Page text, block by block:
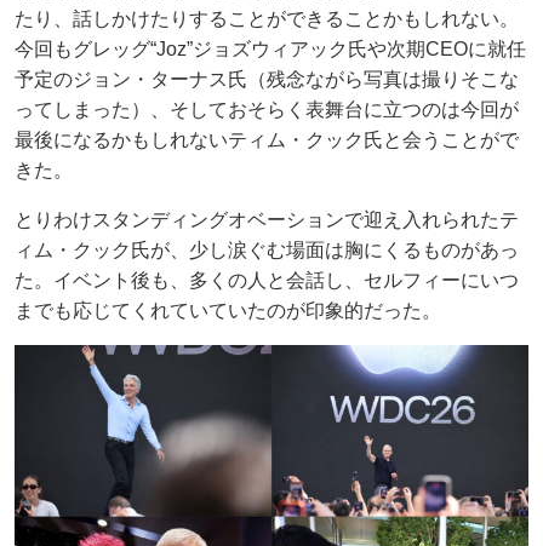
たり、話しかけたりすることができることかもしれない。
今回もグレッグ“Joz”ジョズウィアック氏や次期CEOに就任
予定のジョン・ターナス氏（残念ながら写真は撮りそこな
ってしまった）、そしておそらく表舞台に立つのは今回が
最後になるかもしれないティム・クック氏と会うことがで
きた。
とりわけスタンディングオベーションで迎え入れられたテ
ィム・クック氏が、少し涙ぐむ場面は胸にくるものがあっ
た。イベント後も、多くの人と会話し、セルフィーにいつ
までも応じてくれていていたのが印象的だった。